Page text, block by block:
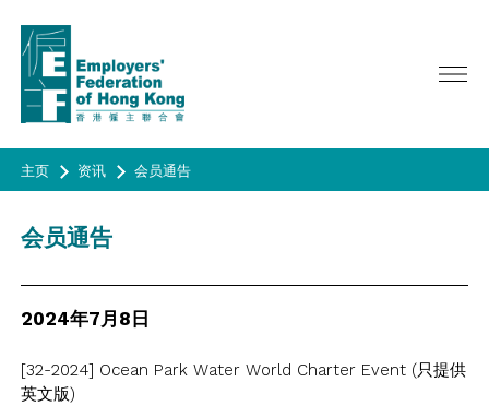
关于我们
主席欢迎辞
总裁网志
咨议会, 理事会及执行委员会
联会代表
服务范畴
政策倡议
广告宣传
活动
最新活动
昔日活动
HAPPY@WORK
会员
成为会员
资讯
主页 资讯 会员通告
会员通告
2024年7月8日
[32-2024] Ocean Park Water World Charter Event (只提供
英文版)